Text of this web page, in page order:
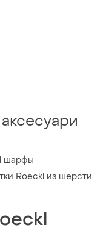
шарфы
Roeckl из шерсти